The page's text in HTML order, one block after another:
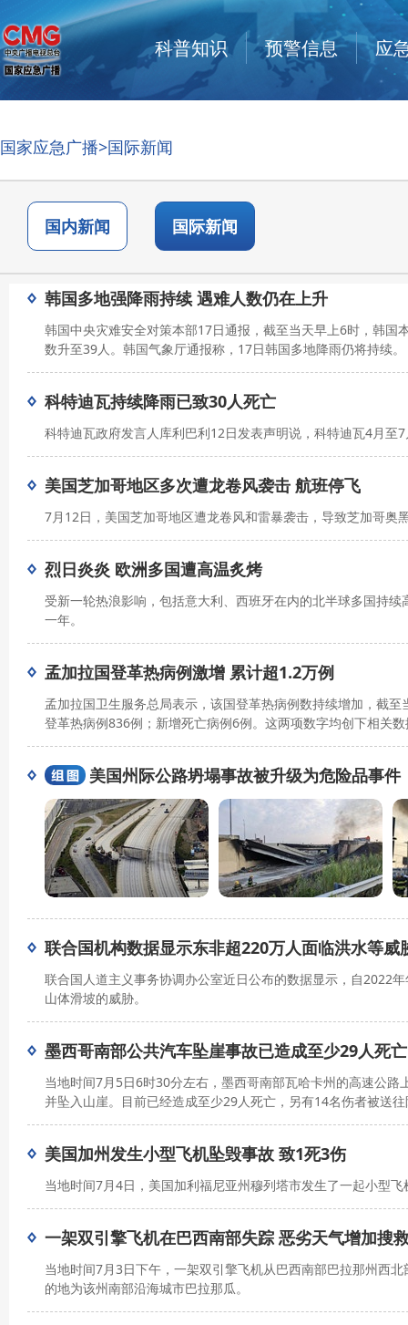
科普知识 预警信息 应
国家应急广播>国际新闻
国内新闻 国际新闻
韩国多地强降雨持续 遇难人数仍在上升
韩国中央灾难安全对策本部17日通报，截至当天早上6时，韩国
数升至39人。韩国气象厅通报称，17日韩国多地降雨仍将持续。
科特迪瓦持续降雨已致30人死亡
科特迪瓦政府发言人库利巴利12日发表声明说，科特迪瓦4月至
美国芝加哥地区多次遭龙卷风袭击 航班停飞
7月12日，美国芝加哥地区遭龙卷风和雷暴袭击，导致芝加哥奥
烈日炎炎 欧洲多国遭高温炙烤
受新一轮热浪影响，包括意大利、西班牙在内的北半球多国持
一年。
孟加拉国登革热病例激增 累计超1.2万例
孟加拉国卫生服务总局表示，该国登革热病例数持续增加，截
登革热病例836例；新增死亡病例6例。这两项数字均创下相关
美国州际公路坍塌事故被升级为危险品事件
联合国机构数据显示东非超220万人面临洪水等威
联合国人道主义事务协调办公室近日公布的数据显示，自2022
山体滑坡的威胁。
墨西哥南部公共汽车坠崖事故已造成至少29人死亡
当地时间7月5日6时30分左右，墨西哥南部瓦哈卡州的高速公
并坠入山崖。目前已经造成至少29人死亡，另有14名伤者被送
美国加州发生小型飞机坠毁事故 致1死3伤
当地时间7月4日，美国加利福尼亚州穆列塔市发生了一起小型
一架双引擎飞机在巴西南部失踪 恶劣天气增加搜
当地时间7月3日下午，一架双引擎飞机从巴西南部巴拉那州西
的地为该州南部沿海城市巴拉那瓜。